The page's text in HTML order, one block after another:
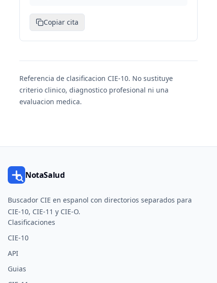
Copiar cita
Referencia de clasificacion CIE-10. No sustituye
criterio clinico, diagnostico profesional ni una
evaluacion medica.
NotaSalud
Buscador CIE en espanol con directorios separados para
CIE-10, CIE-11 y CIE-O.
Clasificaciones
CIE-10
API
Guias